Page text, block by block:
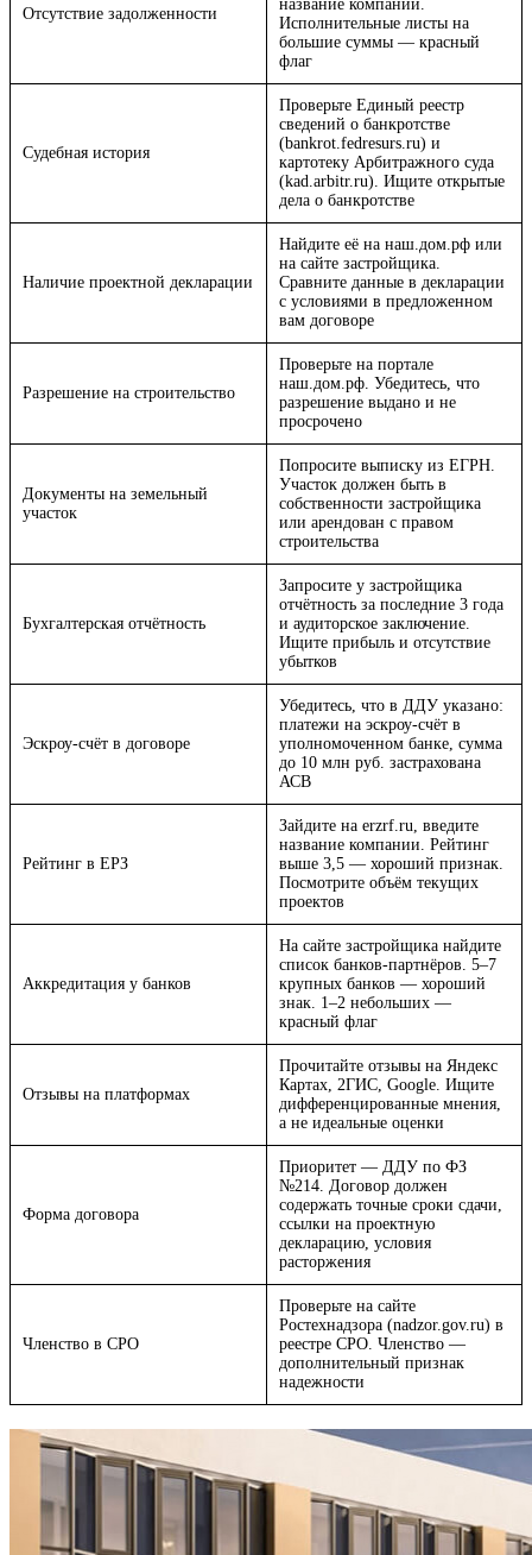
Отсутствие задолженности
название компании.
Исполнительные листы на
большие суммы — красный
флаг
Судебная история
Проверьте Единый реестр
сведений о банкротстве
(bankrot.fedresurs.ru) и
картотеку Арбитражного суда
(kad.arbitr.ru). Ищите открытые
дела о банкротстве
Наличие проектной декларации
Найдите её на наш.дом.рф или
на сайте застройщика.
Сравните данные в декларации
с условиями в предложенном
вам договоре
Разрешение на строительство
Проверьте на портале
наш.дом.рф. Убедитесь, что
разрешение выдано и не
просрочено
Документы на земельный
участок
Попросите выписку из ЕГРН.
Участок должен быть в
собственности застройщика
или арендован с правом
строительства
Бухгалтерская отчётность
Запросите у застройщика
отчётность за последние 3 года
и аудиторское заключение.
Ищите прибыль и отсутствие
убытков
Эскроу-счёт в договоре
Убедитесь, что в ДДУ указано:
платежи на эскроу-счёт в
уполномоченном банке, сумма
до 10 млн руб. застрахована
АСВ
Рейтинг в ЕРЗ
Зайдите на erzrf.ru, введите
название компании. Рейтинг
выше 3,5 — хороший признак.
Посмотрите объём текущих
проектов
Аккредитация у банков
На сайте застройщика найдите
список банков-партнёров. 5–7
крупных банков — хороший
знак. 1–2 небольших —
красный флаг
Отзывы на платформах
Прочитайте отзывы на Яндекс
Картах, 2ГИС, Google. Ищите
дифференцированные мнения,
а не идеальные оценки
Форма договора
Приоритет — ДДУ по ФЗ
№214. Договор должен
содержать точные сроки сдачи,
ссылки на проектную
декларацию, условия
расторжения
Членство в СРО
Проверьте на сайте
Ростехнадзора (nadzor.gov.ru) в
реестре СРО. Членство —
дополнительный признак
надежности